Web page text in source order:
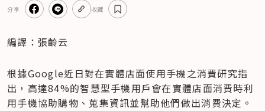
分享 收藏
編譯：張齡云
根據Google近日對在實體店面使用手機之消費研究指
出，高達84%的智慧型手機用戶會在實體店面消費時利
用手機協助購物、蒐集資訊並幫助他們做出消費決定。